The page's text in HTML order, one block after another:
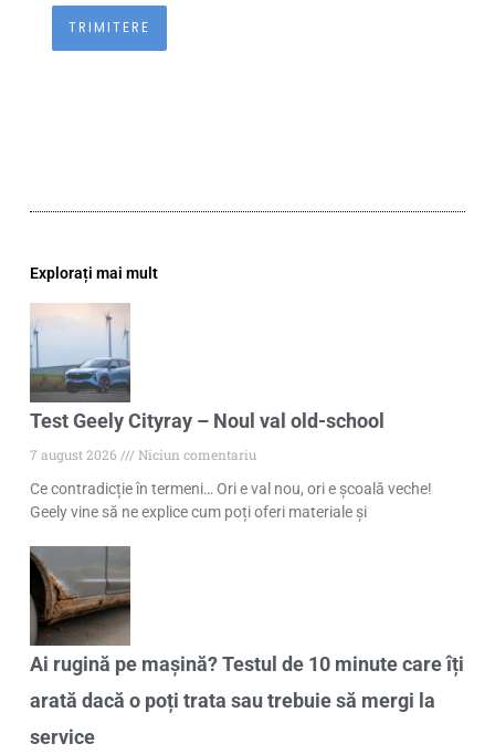
Explorați mai mult
Test Geely Cityray – Noul val old-school
7 august 2026
Niciun comentariu
Ce contradicție în termeni… Ori e val nou, ori e școală veche!
Geely vine să ne explice cum poți oferi materiale și
Ai rugină pe mașină? Testul de 10 minute care îți
arată dacă o poți trata sau trebuie să mergi la
service